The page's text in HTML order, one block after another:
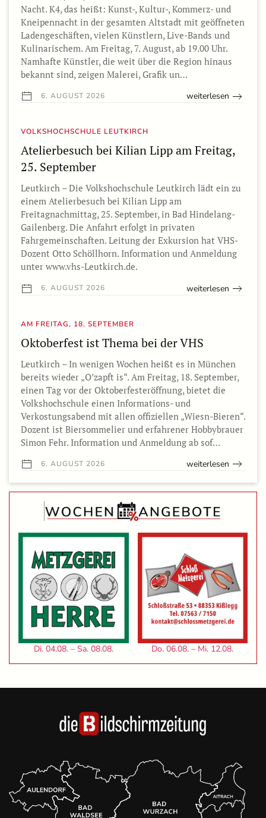
Nacht. K4, das heißt: Kunst-, Kultur-, Kommerz- und
Kneipennacht in der gesamten Altstadt mit geöffneten
Ladengeschäften, vielen Künstlern, Live-Bands und
Kulinarischem. Am Freitag, 7. August, ab 19.00 Uhr.
Namhafte Künstler, die weit über die Region hinaus
bekannt sind, zeigen Malerei, Grafik un…
6. AUGUST 2026 weiterlesen
VOLKSHOCHSCHULE LEUTKIRCH
Atelierbesuch bei Kilian Lipp am Freitag,
25. September
Leutkirch – Die Volkshochschule Leutkirch lädt ein zu
einem Atelierbesuch bei Kilian Lipp am
Freitagnachmittag, 25. September, in Bad Hindelang-
Gailenberg. Die Anfahrt erfolgt in privaten
Fahrgemeinschaften. Leitung der Exkursion hat VHS-
Dozent Otto Schöllhorn. Information und Anmeldung
unter www.vhs-Leutkirch.de.
6. AUGUST 2026 weiterlesen
AM FREITAG, 18. SEPTEMBER
Oktoberfest ist Thema bei der VHS
Leutkirch – In wenigen Wochen heißt es in München
bereits wieder „O’zapft is“. Am Freitag, 18. September,
einen Tag vor der Oktoberfesteröffnung, bietet die
Volkshochschule einen Informations- und
Verkostungsabend mit allen offiziellen „Wiesn-Bieren“.
Dozent ist Biersommelier und erfahrener Hobbybrauer
Simon Fehr. Information und Anmeldung ab sof…
6. AUGUST 2026 weiterlesen
Di. 04.08. – Sa. 08.08. Do. 06.08. – Mi. 12.08.